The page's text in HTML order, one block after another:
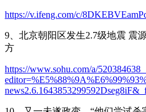
https://v.ifeng.com/c/
9、北京朝阳区发生2.7级地震 震
方
https://www.sohu.com/a/